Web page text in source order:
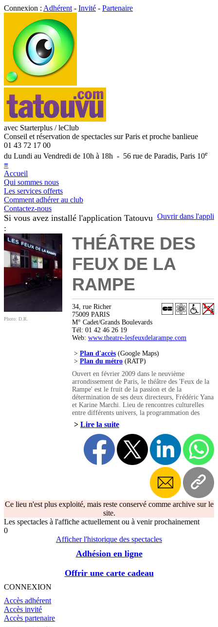
Connexion : Adhérent - Invité - Partenaire
avec Starterplus / leClub
Conseil et réservation de spectacles sur Paris et proche banlieue
01 43 72 17 00
du Lundi au Vendredi de 10h à 18h - 56 rue de Paradis, Paris 10e
≡
Accueil
Qui sommes nous
Les services offerts
Comment adhérer au club
Contactez-nous
Ouvrir dans l'appli
Si vous avez installé l'application Tatouvu
:
Photo: D.R.
THÉÂTRE DES
FEUX DE LA
RAMPE
34, rue Richer
75009 PARIS
M° Cadet/Grands Boulevards
Tél: 01 42 46 26 19
Web: www.theatre-lesfeuxdelarampe.com
> Plan d'accès (Google Maps)
> Plan du métro (RATP)
Ouvert en février 2009 dans le neuvième
arrondissement de Paris, le théâtre des 'Feux de la
Rampe' est le fruit de la passion et de la
détermination de ses deux directeurs, Frédéric Yana
et Karine Marchi. Lieu de rencontres culturelles
entre différents univers, la programmation des
deux salles est éclectique et, autant que faire se
peut, subversive. Les artistes sont invités à monter
sur scène et 'mouiller leur chemise'. C'est cette
prise de risque, stimulante et dangereuse que
suggère la dénomination du lieu.
> Lire la suite
Ce lieu n'est plus exploité, mais reste conservé comme archive sur le
site.
Les spectacles à l'affiche actuellement ou à venir prochainement
0
Afficher l'historique des spectacles
Adhésion en ligne
Offrir une carte cadeau
CONNEXION
Accès adhérent
Accès invité
Accès partenaire